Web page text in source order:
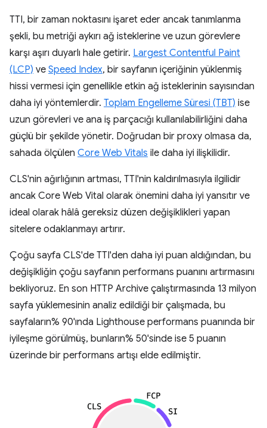
TTI, bir zaman noktasını işaret eder ancak tanımlanma
şekli, bu metriği aykırı ağ isteklerine ve uzun görevlere
karşı aşırı duyarlı hale getirir. Largest Contentful Paint
(LCP) ve Speed Index, bir sayfanın içeriğinin yüklenmiş
hissi vermesi için genellikle etkin ağ isteklerinin sayısından
daha iyi yöntemlerdir. Toplam Engelleme Süresi (TBT) ise
uzun görevleri ve ana iş parçacığı kullanılabilirliğini daha
güçlü bir şekilde yönetir. Doğrudan bir proxy olmasa da,
sahada ölçülen Core Web Vitals ile daha iyi ilişkilidir.
CLS'nin ağırlığının artması, TTI'nin kaldırılmasıyla ilgilidir
ancak Core Web Vital olarak önemini daha iyi yansıtır ve
ideal olarak hâlâ gereksiz düzen değişiklikleri yapan
sitelere odaklanmayı artırır.
Çoğu sayfa CLS'de TTI'den daha iyi puan aldığından, bu
değişikliğin çoğu sayfanın performans puanını artırmasını
bekliyoruz. En son HTTP Archive çalıştırmasında 13 milyon
sayfa yüklemesinin analiz edildiği bir çalışmada, bu
sayfaların% 90'ında Lighthouse performans puanında bir
iyileşme görülmüş, bunların% 50'sinde ise 5 puanın
üzerinde bir performans artışı elde edilmiştir.